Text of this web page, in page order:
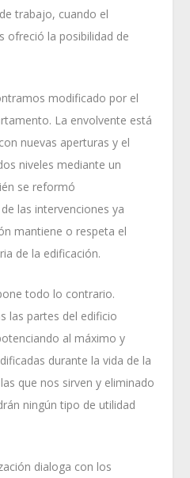
trabajo, cuando el
ofreció la posibilidad de
modificado por el
La envolvente está
nuevas aperturas y el
niveles mediante un
se reformó
las intervenciones ya
mantiene o respeta el
de la edificación.
todo lo contrario.
las partes del edificio
al máximo y
durante la vida de la
que nos sirven y eliminado
ningún tipo de utilidad
dialoga con los